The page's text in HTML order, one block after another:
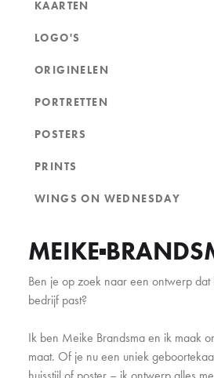
MEIKE
Ben je op zoek naar een ontwerp
bedrijf past?
Ik ben Meike Brandsma en ik maak
maat. Of je nu een uniek
KAARTEN
LOGO'S
ORIGINELEN
PORTRETTEN
POSTERS
PRINTS
WINGS ON WEDNESDAY